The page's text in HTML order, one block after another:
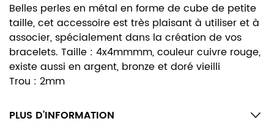
Belles perles en métal en forme de cube de petite
taille, cet accessoire est très plaisant à utiliser et à
associer, spécialement dans la création de vos
bracelets. Taille : 4x4mmmm, couleur cuivre rouge,
existe aussi en argent, bronze et doré vieilli
Trou : 2mm
PLUS D’INFORMATION